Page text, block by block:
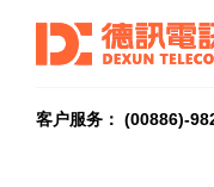
客户服务： (00886)-